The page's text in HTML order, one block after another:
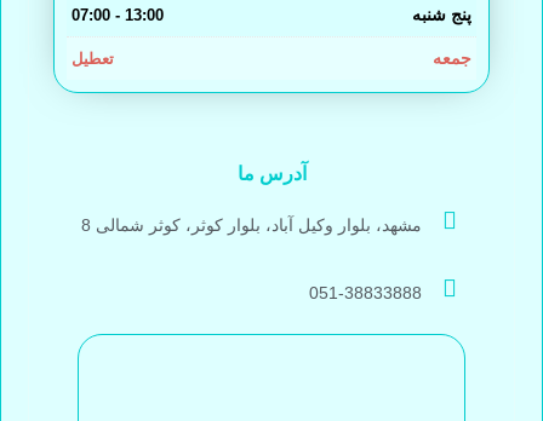
پنج شنبه 13:00 - 07:00
جمعه تعطیل
آدرس ما
مشهد، بلوار وکیل آباد، بلوار کوثر، کوثر شمالی 8
051-38833888